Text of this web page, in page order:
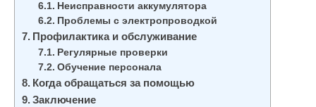
Неисправности аккумулятора
Проблемы с электропроводкой
Профилактика и обслуживание
Регулярные проверки
Обучение персонала
Когда обращаться за помощью
Заключение